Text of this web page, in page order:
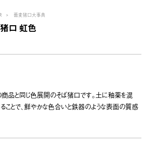
蕎麦猪口大事典
口 虹色
商品と同じ色展開のそば猪口です。土に釉薬を混
ことで、鮮やかな色合いと鉄器のような表面の質感